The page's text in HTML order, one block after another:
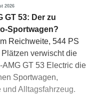
2026
GT 53: Der zu
Sportwagen?
Reichweite, 544 PS
verwischt die
AMG GT 53 Electric die
Sportwagen,
und Alltagsfahrzeug.